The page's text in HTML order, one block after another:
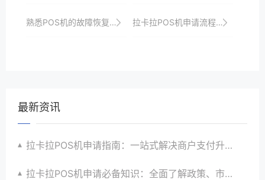
熟悉POS机的故障恢复流程。 拉卡拉POS机申请流程：线下申请的详细步骤
最新资讯
拉卡拉POS机申请指南：一站式解决商户支付升级、智能化与创新需求
拉卡拉POS机申请必备知识：全面了解政策、市场、技术与创新趋势